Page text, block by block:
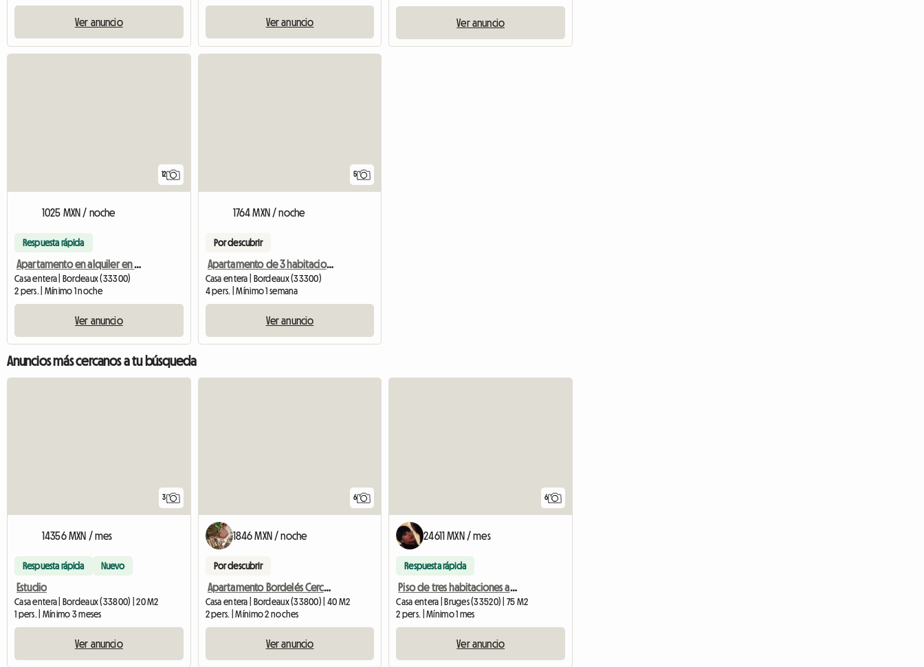
Ver anuncio Ver anuncio Ver anuncio
12
1025 MXN / noche
Respuesta rápida
Apartamento en alquiler en el centro de Burdeos
Casa entera | Bordeaux (33300)
2 pers. | Mínimo 1 noche
Ver anuncio
5
1764 MXN / noche
Por descubrir
Apartamento de 3 habitaciones en alquiler en Burdeos Chartrons
Casa entera | Bordeaux (33300)
4 pers. | Mínimo 1 semana
Ver anuncio
Anuncios más cercanos a tu búsqueda
3
14356 MXN / mes
Respuesta rápida Nuevo
Estudio
Casa entera | Bordeaux (33800) | 20 M2
1 pers. | Mínimo 3 meses
Ver anuncio
6
1846 MXN / noche
Por descubrir
Apartamento Bordelés Cerca De La Estación De Tren Y Los Muelles
Casa entera | Bordeaux (33800) | 40 M2
2 pers. | Mínimo 2 noches
Ver anuncio
6
24611 MXN / mes
Respuesta rápida
Piso de tres habitaciones amueblado con todo lo necesario – ideal para estancias largas
Casa entera | Bruges (33520) | 75 M2
2 pers. | Mínimo 1 mes
Ver anuncio